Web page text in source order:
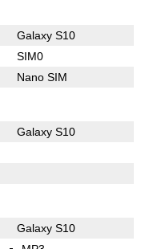
Galaxy S10
SIM0
Nano SIM
Galaxy S10
Galaxy S10